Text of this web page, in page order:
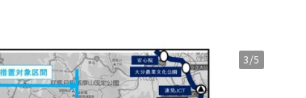
3/5